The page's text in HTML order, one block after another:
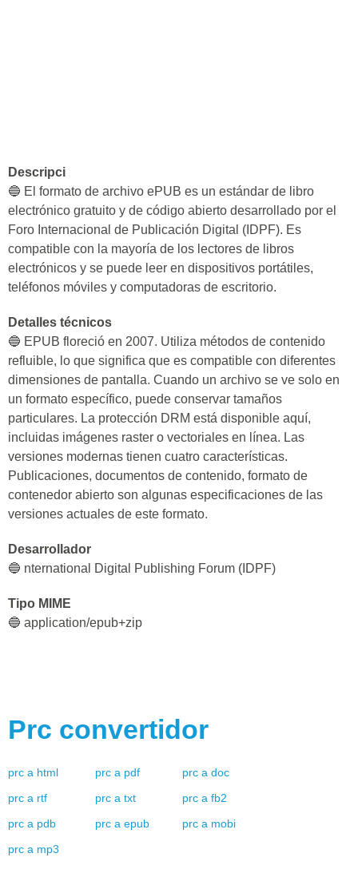
Descripci
🔵 El formato de archivo ePUB es un estándar de libro
electrónico gratuito y de código abierto desarrollado por el
Foro Internacional de Publicación Digital (IDPF). Es
compatible con la mayoría de los lectores de libros
electrónicos y se puede leer en dispositivos portátiles,
teléfonos móviles y computadoras de escritorio.
Detalles técnicos
🔵 EPUB floreció en 2007. Utiliza métodos de contenido
refluible, lo que significa que es compatible con diferentes
dimensiones de pantalla. Cuando un archivo se ve solo en
un formato específico, puede conservar tamaños
particulares. La protección DRM está disponible aquí,
incluidas imágenes raster o vectoriales en línea. Las
versiones modernas tienen cuatro características.
Publicaciones, documentos de contenido, formato de
contenedor abierto son algunas especificaciones de las
versiones actuales de este formato.
Desarrollador
🔵 nternational Digital Publishing Forum (IDPF)
Tipo MIME
🔵 application/epub+zip
Prc convertidor
prc a html prc a pdf prc a doc
prc a rtf prc a txt prc a fb2
prc a pdb prc a epub prc a mobi
prc a mp3